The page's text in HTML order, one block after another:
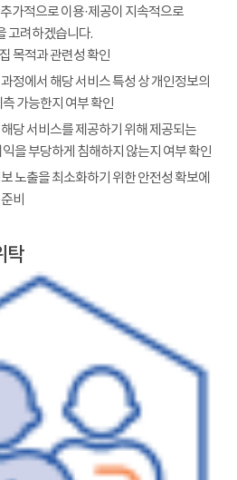
가적으로 이용·제공이 지속적으로
고려하겠습니다.
목적과 관련성 확인
정에서 해당 서비스 특성 상 개인정보의
가능한지 여부 확인
당 서비스를 제공하기 위해 제공되는
을 부당하게 침해하지 않는지 여부 확인
노출을 최소화하기 위한 안전성 확보에
비
탁